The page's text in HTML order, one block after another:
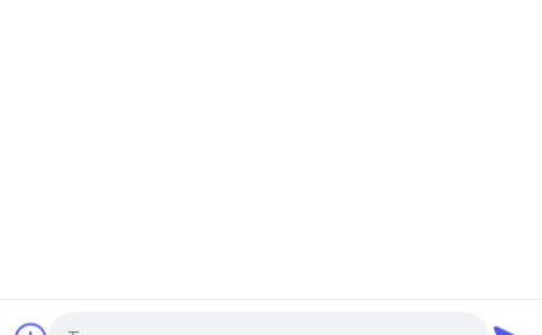
Nuez